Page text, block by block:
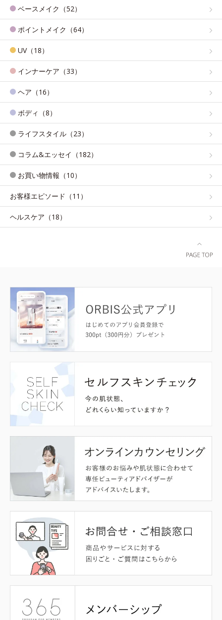
ベースメイク（52）
ポイントメイク（64）
UV（18）
インナーケア（33）
ヘア（16）
ボディ（8）
ライフスタイル（23）
コラム&エッセイ（182）
お買い物情報（10）
お客様エピソード（11）
ヘルスケア（18）